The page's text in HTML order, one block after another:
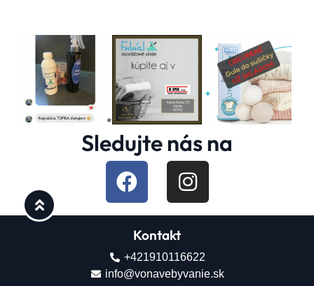
Sledujte nás na
Kontakt
+421910116622
info@vonavebyvanie.sk